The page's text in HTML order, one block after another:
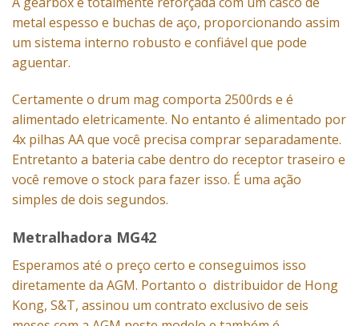
metal espesso e buchas de aço, proporcionando assim
um sistema interno robusto e confiável que pode
aguentar.
Certamente o drum mag comporta 2500rds e é
alimentado eletricamente. No entanto é alimentado por
4x pilhas AA que você precisa comprar separadamente.
Entretanto a bateria cabe dentro do receptor traseiro e
você remove o stock para fazer isso. É uma ação
simples de dois segundos.
Metralhadora MG42
Esperamos até o preço certo e conseguimos isso
diretamente da AGM. Portanto o distribuidor de Hong
Kong, S&T, assinou um contrato exclusivo de seis